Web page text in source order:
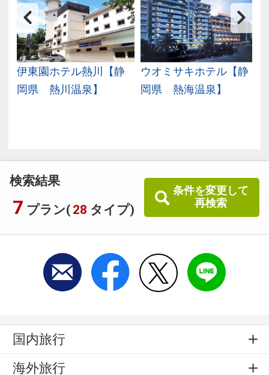
検索結果
7 プラン( 28 タイプ)
条件を変更して
再検索
伊東園ホテル熱川【静
岡県 熱川温泉】
ウオミサキホテル【静
岡県 熱海温泉】
国内旅行
海外旅行